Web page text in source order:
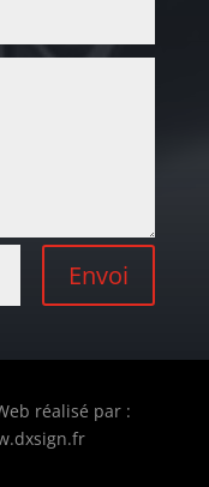
Envoi
réalisé par :